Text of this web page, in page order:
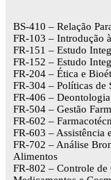
BS-410 – Relação
FR-103 – Introdução
FR-151 – Estudo
FR-152 – Estudo
FR-204 – Ética e
FR-304 – Políticas de
FR-406 –
FR-504 – Gestão
FR-602 –
FR-603 – Assistência
FR-702 – Análise
Alimentos
FR-802 – Controle